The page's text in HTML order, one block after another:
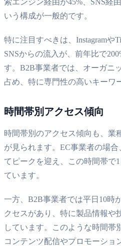
いう構成が一般的です。
特に注目すべきは、Instagramや
SNSからの流入が、前年比で
す。B2B事業者では、オーガニ
占め、特に専門性の高いキーワ
時間帯別アクセス傾向
時間帯別のアクセス傾向も、業
が見られます。EC事業者の場
てピークを迎え、この時間帯で
ています。
一方、B2B事業者では平日10時
クセスがあり、特に製品情報や
しています。このような時間帯
コンテンツ配信やプロモーショ